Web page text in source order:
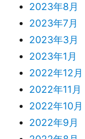
2023年8月
2023年7月
2023年3月
2023年1月
2022年12月
2022年11月
2022年10月
2022年9月